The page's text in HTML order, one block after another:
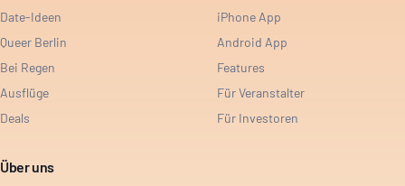
Date-Ideen
Queer Berlin
Bei Regen
Ausflüge
Deals
iPhone App
Android App
Features
Für Veranstalter
Für Investoren
Über uns